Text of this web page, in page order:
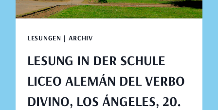
LESUNGEN | ARCHIV
LESUNG IN DER SCHULE
LICEO ALEMÁN DEL VERBO
DIVINO, LOS ÁNGELES, 20.